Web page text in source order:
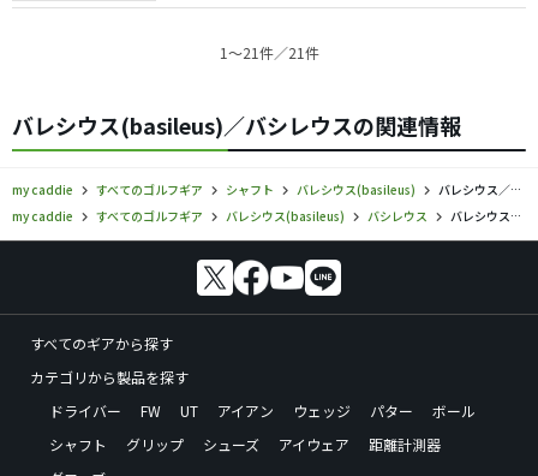
1〜21件／21件
バレシウス(basileus)／バシレウスの関連情報
my caddie すべてのゴルフギア シャフト バレシウス(basileus)
バレシウス／バシレウス／シャフトの口コミ評価
my caddie
すべてのゴルフギア バレシウス(basileus) バシレウス バレシウス／バシレウス／シャフトの口コミ評価
すべてのギアから探す
カテゴリから製品を探す
ドライバー
FW UT アイアン ウェッジ パター
ボール
シャフト
グリップ シューズ アイウェア
距離計測器